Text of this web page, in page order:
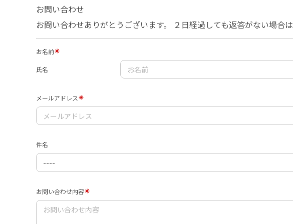
お問い合わせ
お問い合わせありがとうございます。 ２日経過しても返答がない場合は
お名前
氏名
メールアドレス
件名
お問い合わせ内容